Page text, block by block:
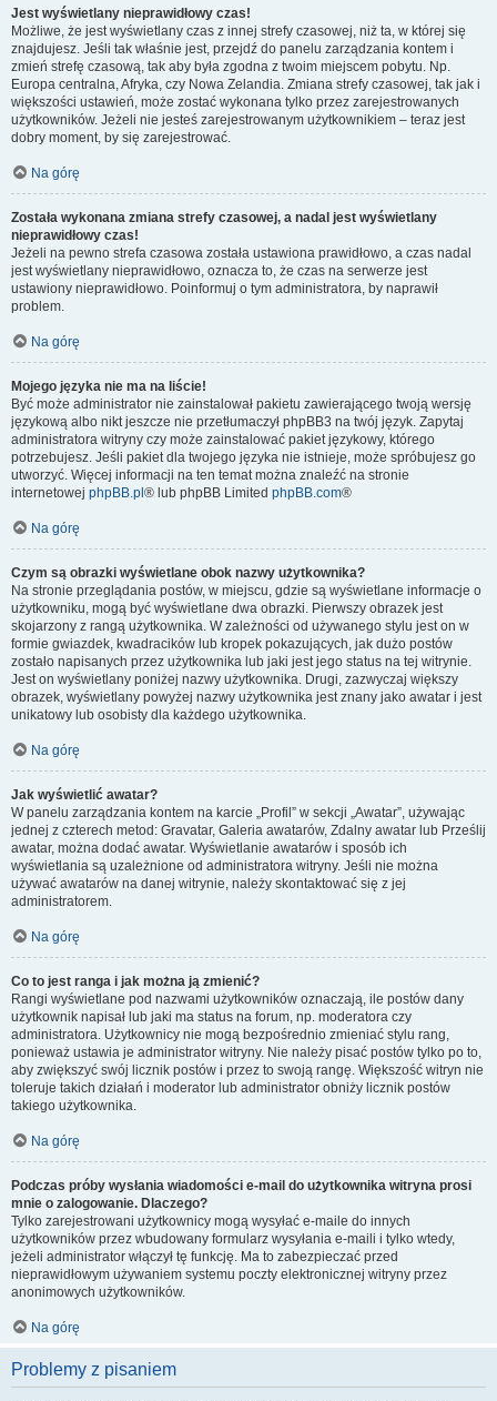
Jest wyświetlany nieprawidłowy czas!
Możliwe, że jest wyświetlany czas z innej strefy czasowej, niż ta, w której się
znajdujesz. Jeśli tak właśnie jest, przejdź do panelu zarządzania kontem i
zmień strefę czasową, tak aby była zgodna z twoim miejscem pobytu. Np.
Europa centralna, Afryka, czy Nowa Zelandia. Zmiana strefy czasowej, tak jak i
większości ustawień, może zostać wykonana tylko przez zarejestrowanych
użytkowników. Jeżeli nie jesteś zarejestrowanym użytkownikiem – teraz jest
dobry moment, by się zarejestrować.
Na górę
Została wykonana zmiana strefy czasowej, a nadal jest wyświetlany
nieprawidłowy czas!
Jeżeli na pewno strefa czasowa została ustawiona prawidłowo, a czas nadal
jest wyświetlany nieprawidłowo, oznacza to, że czas na serwerze jest
ustawiony nieprawidłowo. Poinformuj o tym administratora, by naprawił
problem.
Na górę
Mojego języka nie ma na liście!
Być może administrator nie zainstalował pakietu zawierającego twoją wersję
językową albo nikt jeszcze nie przetłumaczył phpBB3 na twój język. Zapytaj
administratora witryny czy może zainstalować pakiet językowy, którego
potrzebujesz. Jeśli pakiet dla twojego języka nie istnieje, może spróbujesz go
utworzyć. Więcej informacji na ten temat można znaleźć na stronie
internetowej phpBB.pl ® lub phpBB Limited phpBB.com®
Na górę
Czym są obrazki wyświetlane obok nazwy użytkownika?
Na stronie przeglądania postów, w miejscu, gdzie są wyświetlane informacje o
użytkowniku, mogą być wyświetlane dwa obrazki. Pierwszy obrazek jest
skojarzony z rangą użytkownika. W zależności od używanego stylu jest on w
formie gwiazdek, kwadracików lub kropek pokazujących, jak dużo postów
zostało napisanych przez użytkownika lub jaki jest jego status na tej witrynie.
Jest on wyświetlany poniżej nazwy użytkownika. Drugi, zazwyczaj większy
obrazek, wyświetlany powyżej nazwy użytkownika jest znany jako awatar i jest
unikatowy lub osobisty dla każdego użytkownika.
Na górę
Jak wyświetlić awatar?
W panelu zarządzania kontem na karcie „Profil” w sekcji „Awatar”, używając
jednej z czterech metod: Gravatar, Galeria awatarów, Zdalny awatar lub Prześlij
awatar, można dodać awatar. Wyświetlanie awatarów i sposób ich
wyświetlania są uzależnione od administratora witryny. Jeśli nie można
używać awatarów na danej witrynie, należy skontaktować się z jej
administratorem.
Na górę
Co to jest ranga i jak można ją zmienić?
Rangi wyświetlane pod nazwami użytkowników oznaczają, ile postów dany
użytkownik napisał lub jaki ma status na forum, np. moderatora czy
administratora. Użytkownicy nie mogą bezpośrednio zmieniać stylu rang,
ponieważ ustawia je administrator witryny. Nie należy pisać postów tylko po to,
aby zwiększyć swój licznik postów i przez to swoją rangę. Większość witryn nie
toleruje takich działań i moderator lub administrator obniży licznik postów
takiego użytkownika.
Na górę
Podczas próby wysłania wiadomości e-mail do użytkownika witryna prosi
mnie o zalogowanie. Dlaczego?
Tylko zarejestrowani użytkownicy mogą wysyłać e-maile do innych
użytkowników przez wbudowany formularz wysyłania e-maili i tylko wtedy,
jeżeli administrator włączył tę funkcję. Ma to zabezpieczać przed
nieprawidłowym używaniem systemu poczty elektronicznej witryny przez
anonimowych użytkowników.
Na górę
Problemy z pisaniem